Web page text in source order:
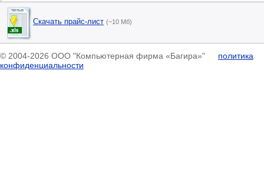
Скачать прайс-лист (~10 Мб)
© 2004-2026 ООО "Компьютерная фирма «Багира»" политика
конфиденциальности